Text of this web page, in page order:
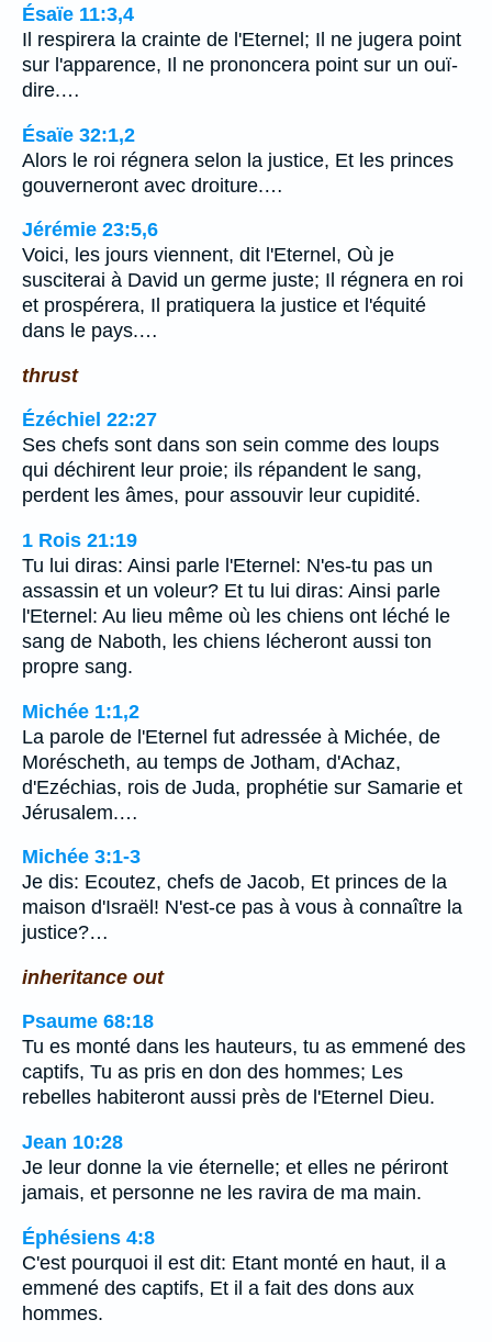
Ésaïe 11:3,4
Il respirera la crainte de l'Eternel; Il ne jugera point
sur l'apparence, Il ne prononcera point sur un ouï-
dire.…
Ésaïe 32:1,2
Alors le roi régnera selon la justice, Et les princes
gouverneront avec droiture.…
Jérémie 23:5,6
Voici, les jours viennent, dit l'Eternel, Où je
susciterai à David un germe juste; Il régnera en roi
et prospérera, Il pratiquera la justice et l'équité
dans le pays.…
thrust
Ézéchiel 22:27
Ses chefs sont dans son sein comme des loups
qui déchirent leur proie; ils répandent le sang,
perdent les âmes, pour assouvir leur cupidité.
1 Rois 21:19
Tu lui diras: Ainsi parle l'Eternel: N'es-tu pas un
assassin et un voleur? Et tu lui diras: Ainsi parle
l'Eternel: Au lieu même où les chiens ont léché le
sang de Naboth, les chiens lécheront aussi ton
propre sang.
Michée 1:1,2
La parole de l'Eternel fut adressée à Michée, de
Moréscheth, au temps de Jotham, d'Achaz,
d'Ezéchias, rois de Juda, prophétie sur Samarie et
Jérusalem.…
Michée 3:1-3
Je dis: Ecoutez, chefs de Jacob, Et princes de la
maison d'Israël! N'est-ce pas à vous à connaître la
justice?…
inheritance out
Psaume 68:18
Tu es monté dans les hauteurs, tu as emmené des
captifs, Tu as pris en don des hommes; Les
rebelles habiteront aussi près de l'Eternel Dieu.
Jean 10:28
Je leur donne la vie éternelle; et elles ne périront
jamais, et personne ne les ravira de ma main.
Éphésiens 4:8
C'est pourquoi il est dit: Etant monté en haut, il a
emmené des captifs, Et il a fait des dons aux
hommes.